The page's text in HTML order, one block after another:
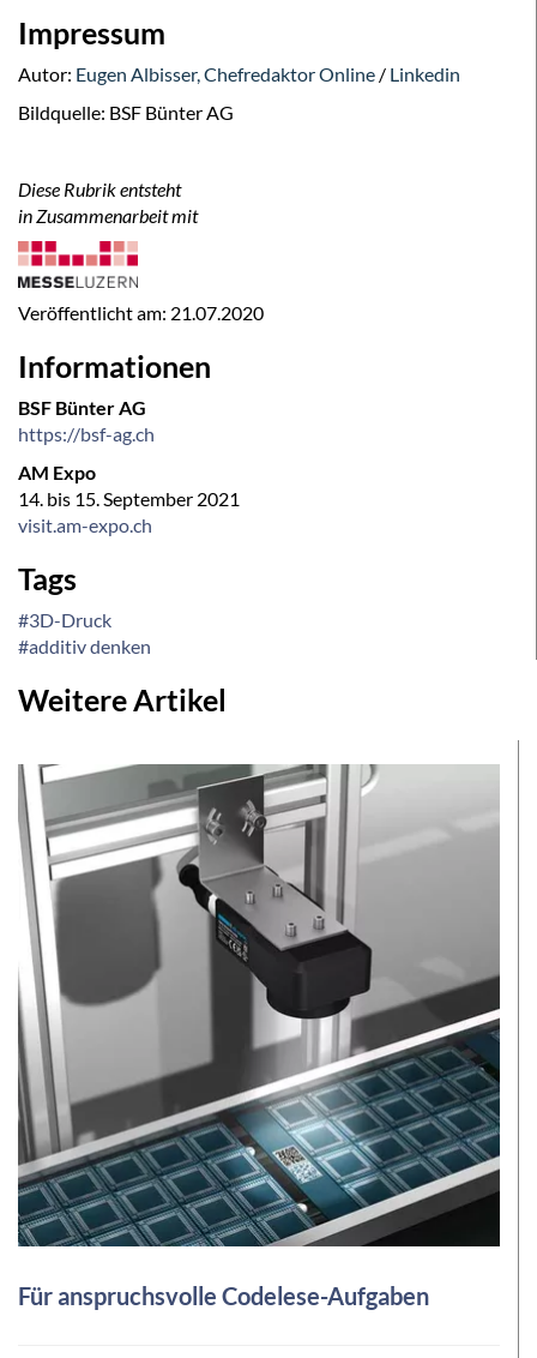
Impressum
Autor: Eugen Albisser, Chefredaktor Online / Linkedin
Bildquelle: BSF Bünter AG
Diese Rubrik entsteht
in Zusammenarbeit mit
Veröffentlicht am: 21.07.2020
Informationen
BSF Bünter AG
https://bsf-ag.ch
AM Expo
14. bis 15. September 2021
visit.am-expo.ch
Tags
#3D-Druck
#additiv denken
Weitere Artikel
Für anspruchsvolle Codelese-Aufgaben